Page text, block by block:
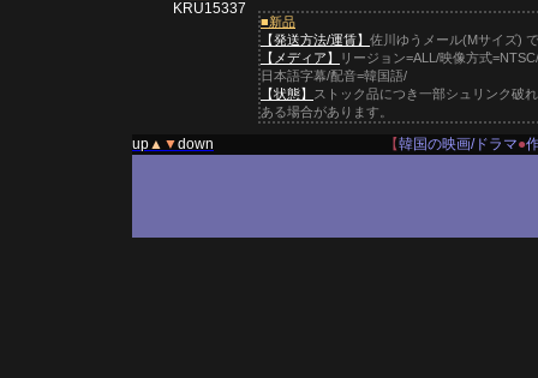
KRU15337
■新品
【発送方法/運賃】 佐川ゆうメール(Mサイズ)
【メディア】
リージョン=ALL/映像方式
日本語字幕/配音=韓国語/
【状態】
ストック品につき一部シュリンク破
ある場合があります。
up▲ ▼down 【韓国の映画/ドラマ●